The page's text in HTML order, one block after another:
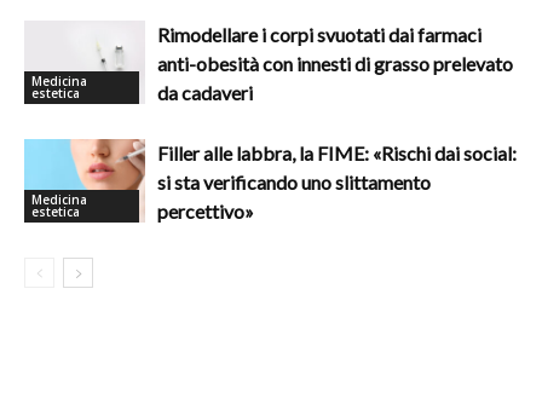
Medicina
estetica
Rimodellare i corpi svuotati dai farmaci
anti-obesità con innesti di grasso prelevato
da cadaveri
Medicina
estetica
Filler alle labbra, la FIME: «Rischi dai social:
si sta verificando uno slittamento
percettivo»